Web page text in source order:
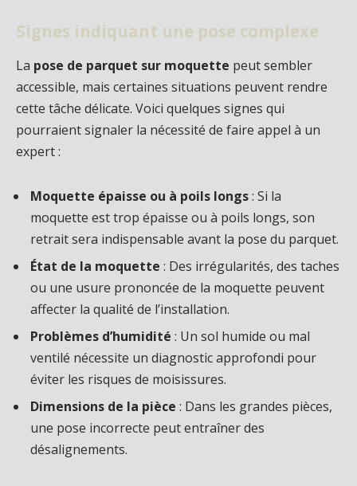
Signes indiquant une pose complexe
La pose de parquet sur moquette peut sembler
accessible, mais certaines situations peuvent rendre
cette tâche délicate. Voici quelques signes qui
pourraient signaler la nécessité de faire appel à un
expert :
Moquette épaisse ou à poils longs: Si la
moquette est trop épaisse ou à poils longs, son
retrait sera indispensable avant la pose du parquet.
État de la moquette : Des irrégularités, des taches
ou une usure prononcée de la moquette peuvent
affecter la qualité de l’installation.
Problèmes d’humidité : Un sol humide ou mal
ventilé nécessite un diagnostic approfondi pour
éviter les risques de moisissures.
Dimensions de la pièce : Dans les grandes pièces,
une pose incorrecte peut entraîner des
désalignements.